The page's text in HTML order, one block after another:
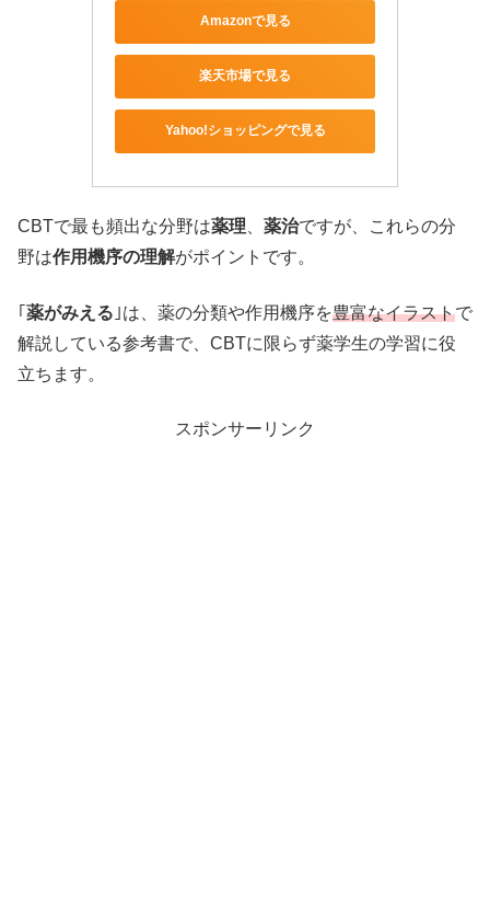
Amazonで見る
楽天市場で見る
Yahoo!ショッピングで見る
CBTで最も頻出な分野は薬理 薬治ですが、これらの分
野は作用機序の理解がポイントです。
｢ 薬がみえる ｣は、薬の分類や作用機序を豊富なイラストで
解説している参考書で、CBTに限らず薬学生の学習に役
立ちます。
スポンサーリンク